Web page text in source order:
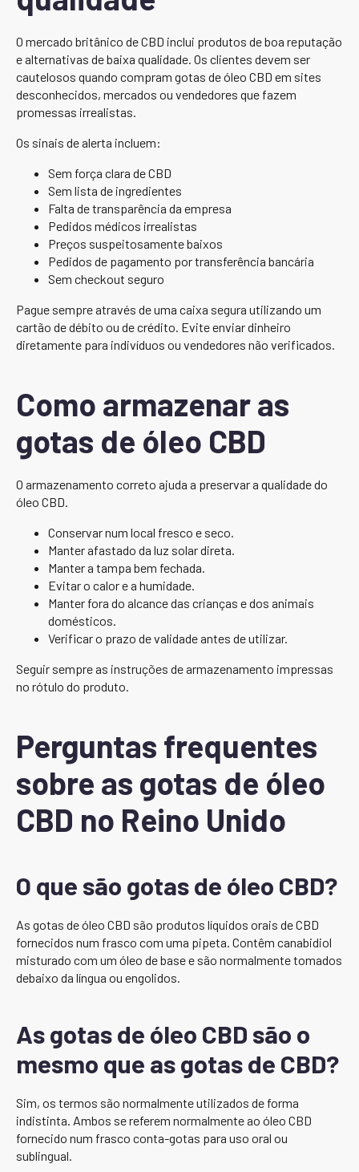
O mercado britânico de CBD inclui produtos de boa reputação
e alternativas de baixa qualidade. Os clientes devem ser
cautelosos quando compram gotas de óleo CBD em sites
desconhecidos, mercados ou vendedores que fazem
promessas irrealistas.
Os sinais de alerta incluem:
Sem força clara de CBD
Sem lista de ingredientes
Falta de transparência da empresa
Pedidos médicos irrealistas
Preços suspeitosamente baixos
Pedidos de pagamento por transferência bancária
Sem checkout seguro
Pague sempre através de uma caixa segura utilizando um
cartão de débito ou de crédito. Evite enviar dinheiro
diretamente para indivíduos ou vendedores não verificados.
Como armazenar as
gotas de óleo CBD
O armazenamento correto ajuda a preservar a qualidade do
óleo CBD.
Conservar num local fresco e seco.
Manter afastado da luz solar direta.
Manter a tampa bem fechada.
Evitar o calor e a humidade.
Manter fora do alcance das crianças e dos animais
domésticos.
Verificar o prazo de validade antes de utilizar.
Seguir sempre as instruções de armazenamento impressas
no rótulo do produto.
Perguntas frequentes
sobre as gotas de óleo
CBD no Reino Unido
O que são gotas de óleo CBD?
As gotas de óleo CBD são produtos líquidos orais de CBD
fornecidos num frasco com uma pipeta. Contêm canabidiol
misturado com um óleo de base e são normalmente tomados
debaixo da língua ou engolidos.
As gotas de óleo CBD são o
mesmo que as gotas de CBD?
Sim, os termos são normalmente utilizados de forma
indistinta. Ambos se referem normalmente ao óleo CBD
fornecido num frasco conta-gotas para uso oral ou
sublingual.